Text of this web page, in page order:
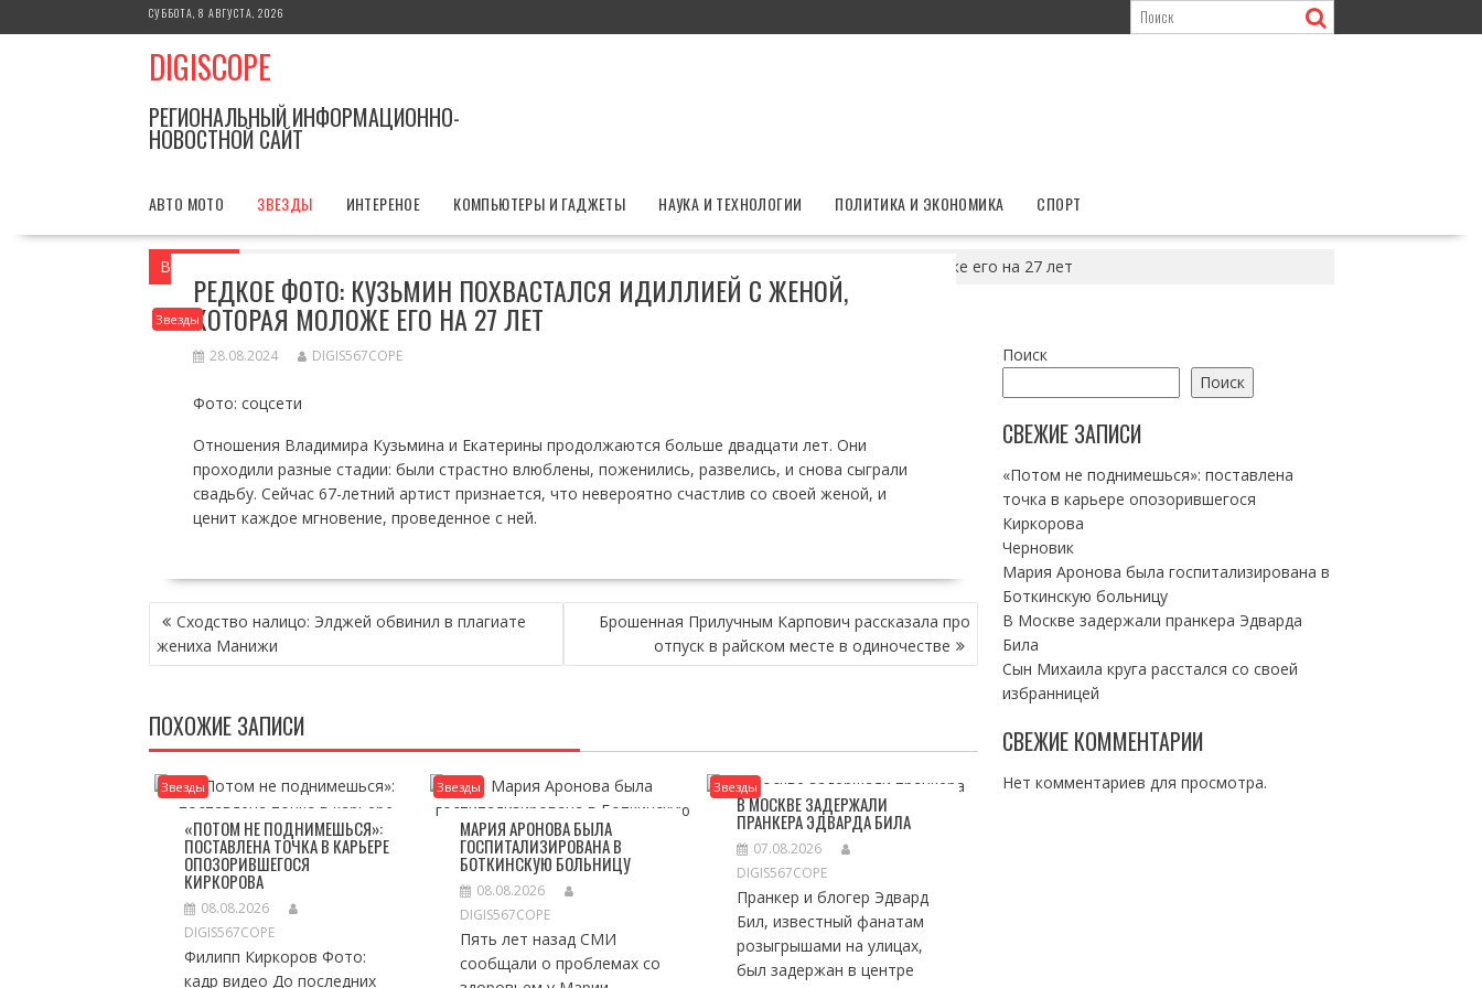
к
СУББОТА, 8 АВГУСТА, 2026
DIGISCOPE
РЕГИОНАЛЬНЫЙ ИНФОРМАЦИОННО-
НОВОСТНОЙ САЙТ
АВТО МОТО ЗВЕЗДЫ ИНТЕРЕНОЕ КОМПЬЮТЕРЫ И ГАДЖЕТЫ НАУКА И ТЕХНОЛОГИИ ПОЛИТИКА И ЭКОНОМИКА СПОРТ
Вы здесь Редкое фото: Кузьмин похвастался идиллией с женой, которая моложе его на 27 лет
Звезды
РЕДКОЕ ФОТО: КУЗЬМИН ПОХВАСТАЛСЯ ИДИЛЛИЕЙ С ЖЕНОЙ,
КОТОРАЯ МОЛОЖЕ ЕГО НА 27 ЛЕТ
28.08.2024 DIGIS567COPE
Фото: соцсети
Отношения Владимира Кузьмина и Екатерины продолжаются больше двадцати лет. Они
проходили разные стадии: были страстно влюблены, поженились, развелись, и снова сыграли
свадьбу. Сейчас 67-летний артист признается, что невероятно счастлив со своей женой, и
ценит каждое мгновение, проведенное с ней.
НАВИГАЦИЯ
ПО
ЗАПИСЯМ
Сходство налицо: Элджей обвинил в плагиате
жениха Манижи
Брошенная Прилучным Карпович рассказала про
отпуск в райском месте в одиночестве
ПОХОЖИЕ ЗАПИСИ
Звезды
«ПОТОМ НЕ ПОДНИМЕШЬСЯ»:
ПОСТАВЛЕНА ТОЧКА В КАРЬЕРЕ
ОПОЗОРИВШЕГОСЯ
КИРКОРОВА
08.08.2026
DIGIS567COPE
Филипп Киркоров Фото:
кадр видео До последних
Звезды
МАРИЯ АРОНОВА БЫЛА
ГОСПИТАЛИЗИРОВАНА В
БОТКИНСКУЮ БОЛЬНИЦУ
08.08.2026
DIGIS567COPE
Пять лет назад СМИ
сообщали о проблемах со
Звезды
В МОСКВЕ ЗАДЕРЖАЛИ
ПРАНКЕРА ЭДВАРДА БИЛА
07.08.2026
DIGIS567COPE
Пранкер и блогер Эдвард
Бил, известный фанатам
розыгрышами на улицах,
был задержан в центре
Поиск
Поиск
СВЕЖИЕ ЗАПИСИ
«Потом не поднимешься»: поставлена
точка в карьере опозорившегося
Киркорова
Черновик
Мария Аронова была госпитализирована в
Боткинскую больницу
В Москве задержали пранкера Эдварда
Била
Сын Михаила круга расстался со своей
избранницей
СВЕЖИЕ КОММЕНТАРИИ
Нет комментариев для просмотра.